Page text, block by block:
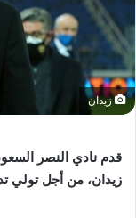
زيدان
قدم نادي النصر
زيدان، من أجل تولي